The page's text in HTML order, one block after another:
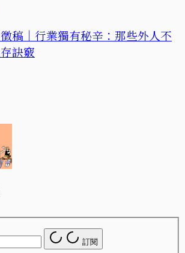
稿｜行業獨有秘辛：那些外人不
訣竅
訂閱